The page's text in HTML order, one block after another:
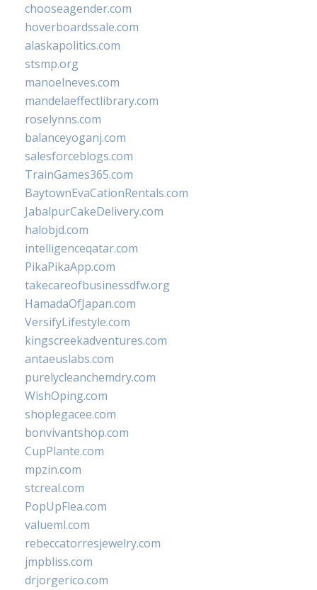
chooseagender.com
hoverboardssale.com
alaskapolitics.com
stsmp.org
manoelneves.com
mandelaeffectlibrary.com
roselynns.com
balanceyoganj.com
salesforceblogs.com
TrainGames365.com
BaytownEvaCationRentals.com
JabalpurCakeDelivery.com
halobjd.com
intelligenceqatar.com
PikaPikaApp.com
takecareofbusinessdfw.org
HamadaOfJapan.com
VersifyLifestyle.com
kingscreekadventures.com
antaeuslabs.com
purelycleanchemdry.com
WishOping.com
shoplegacee.com
bonvivantshop.com
CupPlante.com
mpzin.com
stcreal.com
PopUpFlea.com
valueml.com
rebeccatorresjewelry.com
jmpbliss.com
drjorgerico.com